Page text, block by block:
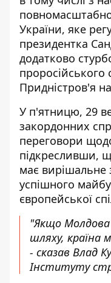
України, яке
президентка
додатково
проросійського
Придністров'я
У п'ятницю, 29
закордонних
переговори
підкресливши,
має вирішальне
успішного
європейської
"Якщо Молдова
шляху, країна
- сказав Влад
Інституту